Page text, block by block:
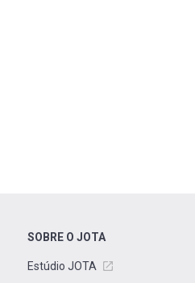
SOBRE O JOTA
Estúdio JOTA